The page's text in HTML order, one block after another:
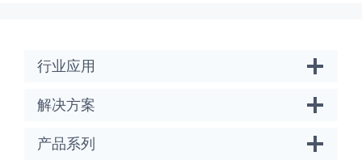
行业应用
解决方案
产品系列